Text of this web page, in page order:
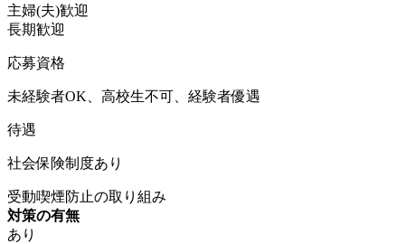
主婦(夫)歓迎
長期歓迎
応募資格
未経験者OK、高校生不可、経験者優遇
待遇
社会保険制度あり
受動喫煙防止の取り組み
対策の有無
あり